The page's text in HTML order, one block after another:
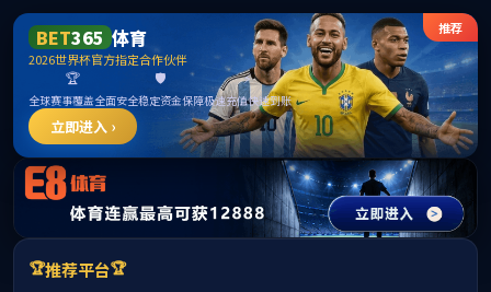
3044永利集团(中国)有限公司